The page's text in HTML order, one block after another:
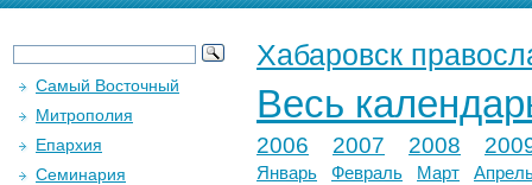
Хабаровск
Весь
2006 2007 2008
Январь Февраль Март
Самый Восточный
Митрополия
Епархия
Семинария